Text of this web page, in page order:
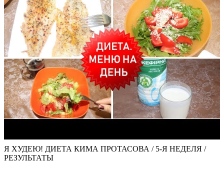
Я ХУДЕЮ! ДИЕТА КИМА ПРОТАСОВА / 5-Я НЕДЕЛЯ /
РЕЗУЛЬТАТЫ